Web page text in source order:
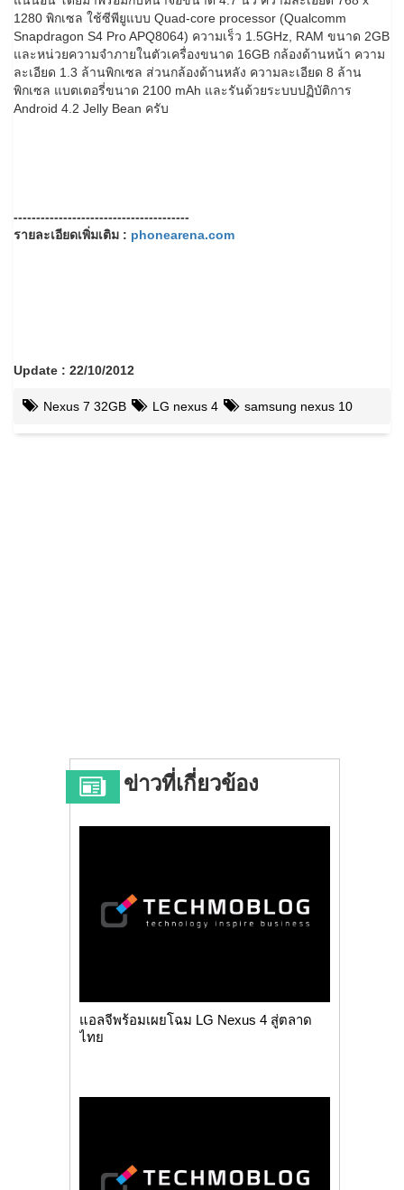
1280 พิกเซล ใช้ซีพียูแบบ Quad-core processor (Qualcomm
Snapdragon S4 Pro APQ8064) ความเร็ว 1.5GHz, RAM ขนาด 2GB
และหน่วยความจำภายในตัวเครื่องขนาด 16GB กล้องด้านหน้า ความ
ละเอียด 1.3 ล้านพิกเซล ส่วนกล้องด้านหลัง ความละเอียด 8 ล้าน
พิกเซล แบตเตอรี่ขนาด 2100 mAh และรันด้วยระบบปฏิบัติการ
Android 4.2 Jelly Bean ครับ
---------------------------------------
รายละเอียดเพิ่มเติม : phonearena.com
Update : 22/10/2012
Nexus 7 32GB LG nexus 4 samsung nexus 10
ข่าวที่เกี่ยวข้อง
แอลจีพร้อมเผยโฉม LG Nexus 4 สู่ตลาด
ไทย